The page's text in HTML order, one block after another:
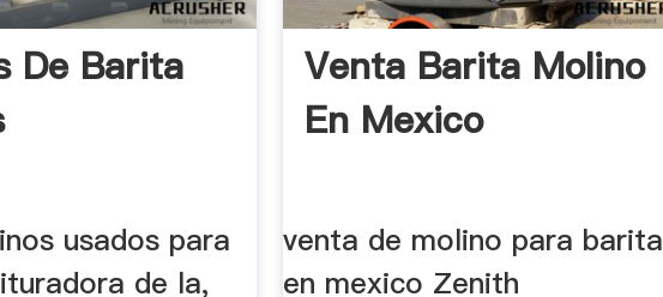
De Barita
usados para
de la,
Venta Barita Molino
En Mexico
venta de molino para barita
en mexico Zenith